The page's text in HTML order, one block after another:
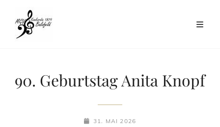
90. Geburtstag Anita Knopf
POSTED-
31. MAI 2026